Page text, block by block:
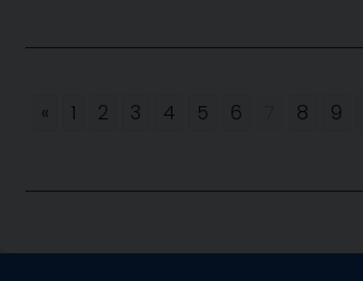
« 1 2 3 4 5 6 8 9